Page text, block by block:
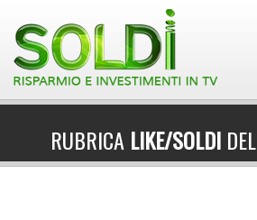
RUBRICA LIKE/SOLDIDEL